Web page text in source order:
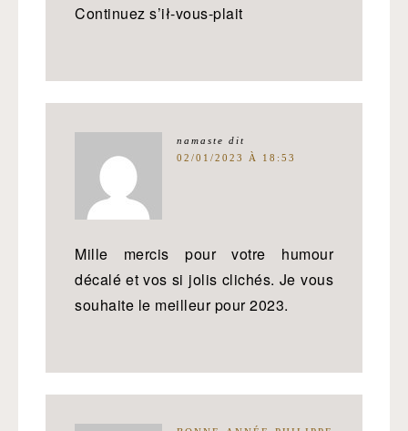
Continuez s’ił-vous-plait
namaste dit
02/01/2023 À 18:53
Mille mercis pour votre humour
décalé et vos si jolis clichés. Je vous
souhaite le meilleur pour 2023.